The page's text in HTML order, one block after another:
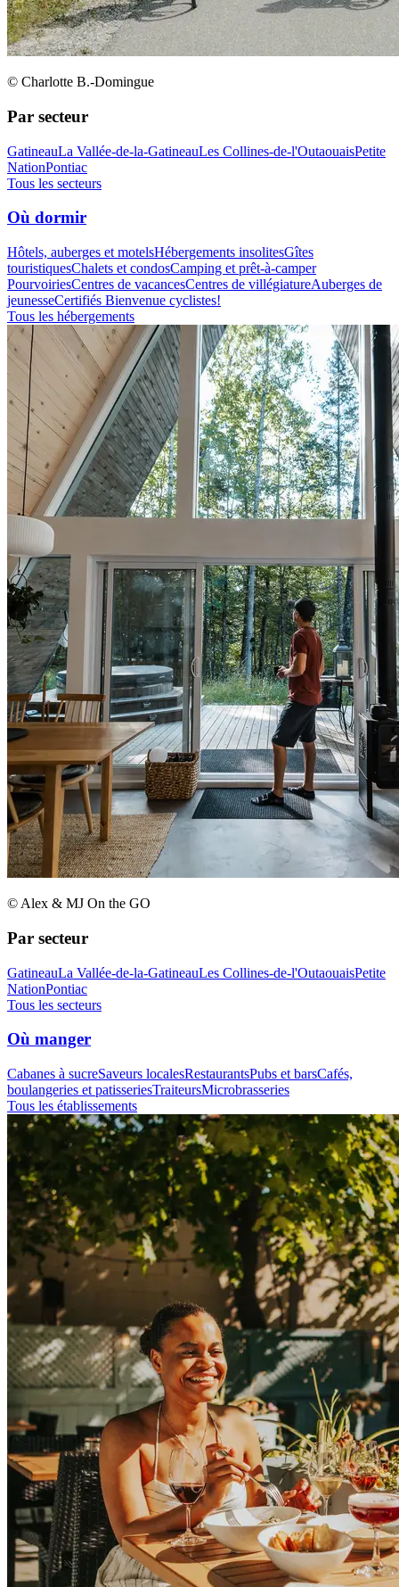
© Charlotte B.-Domingue
Par secteur
GatineauLa Vallée-de-la-GatineauLes Collines-de-l'OutaouaisPetite
NationPontiac
Tous les secteurs
Où dormir
Hôtels, auberges et motelsHébergements insolitesGîtes
touristiquesChalets et condosCamping et prêt-à-camper
PourvoiriesCentres de vacancesCentres de villégiatureAuberges de
jeunesseCertifiés Bienvenue cyclistes!
Tous les hébergements
© Alex & MJ On the GO
Par secteur
GatineauLa Vallée-de-la-GatineauLes Collines-de-l'OutaouaisPetite
NationPontiac
Tous les secteurs
Où manger
Cabanes à sucreSaveurs localesRestaurantsPubs et barsCafés,
boulangeries et patisseriesTraiteursMicrobrasseries
Tous les établissements